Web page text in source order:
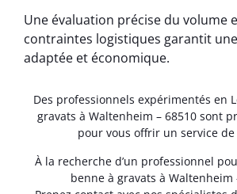
Une évaluation précise du volume
contraintes logistiques garantit
adaptée et économique.
Des professionnels expérimentés en
gravats à Waltenheim – 68510 sont
pour vous offrir un service
À la recherche d’un professionnel
benne à gravats à Waltenheim